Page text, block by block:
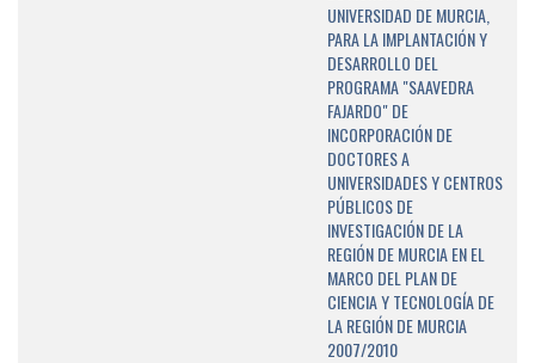
UNIVERSIDAD DE MURCIA,
PARA LA IMPLANTACIÓN Y
DESARROLLO DEL
PROGRAMA "SAAVEDRA
FAJARDO" DE
INCORPORACIÓN DE
DOCTORES A
UNIVERSIDADES Y CENTROS
PÚBLICOS DE
INVESTIGACIÓN DE LA
REGIÓN DE MURCIA EN EL
MARCO DEL PLAN DE
CIENCIA Y TECNOLOGÍA DE
LA REGIÓN DE MURCIA
2007/2010